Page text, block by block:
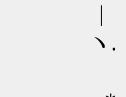
| ﾄ-
ヽ.